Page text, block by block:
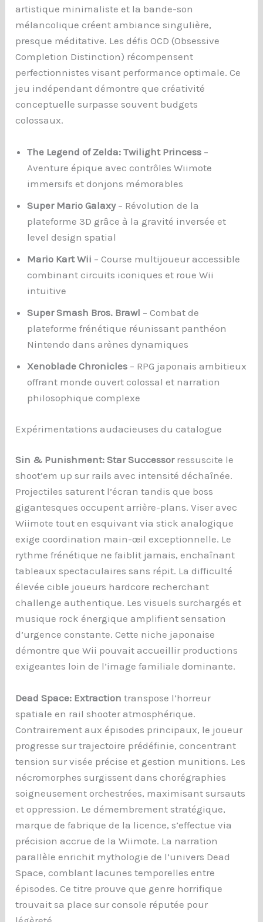
artistique minimaliste et la bande-son
mélancolique créent ambiance singulière,
presque méditative. Les défis OCD (Obsessive
Completion Distinction) récompensent
perfectionnistes visant performance optimale. Ce
jeu indépendant démontre que créativité
conceptuelle surpasse souvent budgets
colossaux.
The Legend of Zelda: Twilight Princess –
Aventure épique avec contrôles Wiimote
immersifs et donjons mémorables
Super Mario Galaxy– Révolution de la
plateforme 3D grâce à la gravité inversée et
level design spatial
Mario Kart Wii – Course multijoueur accessible
combinant circuits iconiques et roue Wii
intuitive
Super Smash Bros. Brawl – Combat de
plateforme frénétique réunissant panthéon
Nintendo dans arènes dynamiques
Xenoblade Chronicles – RPG japonais ambitieux
offrant monde ouvert colossal et narration
philosophique complexe
Expérimentations audacieuses du catalogue
Sin & Punishment: Star Successorressuscite le
shoot’em up sur rails avec intensité déchaînée.
Projectiles saturent l’écran tandis que boss
gigantesques occupent arrière-plans. Viser avec
Wiimote tout en esquivant via stick analogique
exige coordination main-œil exceptionnelle. Le
rythme frénétique ne faiblit jamais, enchaînant
tableaux spectaculaires sans répit. La difficulté
élevée cible joueurs hardcore recherchant
challenge authentique. Les visuels surchargés et
musique rock énergique amplifient sensation
d’urgence constante. Cette niche japonaise
démontre que Wii pouvait accueillir productions
exigeantes loin de l’image familiale dominante.
Dead Space: Extraction transpose l’horreur
spatiale en rail shooter atmosphérique.
Contrairement aux épisodes principaux, le joueur
progresse sur trajectoire prédéfinie, concentrant
tension sur visée précise et gestion munitions. Les
nécromorphes surgissent dans chorégraphies
soigneusement orchestrées, maximisant sursauts
et oppression. Le démembrement stratégique,
marque de fabrique de la licence, s’effectue via
précision accrue de la Wiimote. La narration
parallèle enrichit mythologie de l’univers Dead
Space, comblant lacunes temporelles entre
épisodes. Ce titre prouve que genre horrifique
trouvait sa place sur console réputée pour